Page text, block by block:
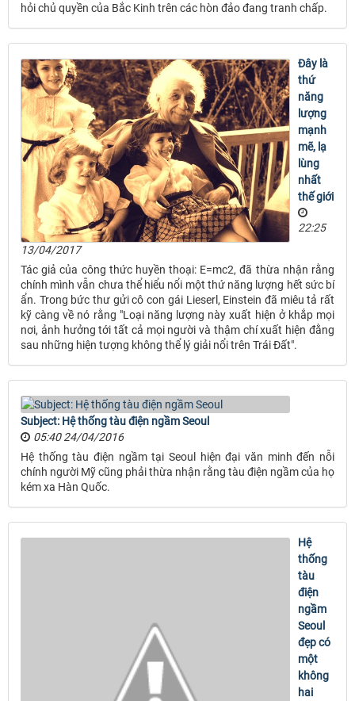
hỏi chủ quyền của Bắc Kinh trên các hòn đảo đang tranh chấp.
Đây là
thứ
năng
lượng
mạnh
mẽ, lạ
lùng
nhất
thế giới
22:25
13/04/2017
Tác giả của công thức huyền thoại: E=mc2, đã thừa nhận rằng
chính mình vẫn chưa thể hiểu nổi một thứ năng lượng hết sức bí
ẩn. Trong bức thư gửi cô con gái Lieserl, Einstein đã miêu tả rất
kỹ càng về nó rằng "Loại năng lượng này xuất hiện ở khắp mọi
nơi, ảnh hưởng tới tất cả mọi người và thậm chí xuất hiện đằng
sau những hiện tượng không thể lý giải nổi trên Trái Đất".
Subject: Hệ thống tàu điện ngầm Seoul
05:40 24/04/2016
Hệ thống tàu điện ngầm tại Seoul hiện đại văn minh đến nỗi
chính người Mỹ cũng phải thừa nhận rằng tàu điện ngầm của họ
kém xa Hàn Quốc.
Hệ
thống
tàu
điện
ngầm
Seoul
đẹp có
một
không
hai